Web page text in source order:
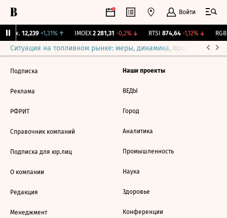
Войти
Бирж. 12,239 +1,31%↑ IMOEX 2 281,31 -0,2%↓ RTSI 874,64 -1,12%↓ RGBI
Ситуация на топливном рынке: меры, динамика, прогнозы
Подписка
Реклама
РФРИТ
Справочник компаний
Подписка для юр.лиц
О компании
Редакция
Менеджмент
Наши проекты
ВЕДЫ
Город
Аналитика
Промышленность
Наука
Здоровье
Конференции